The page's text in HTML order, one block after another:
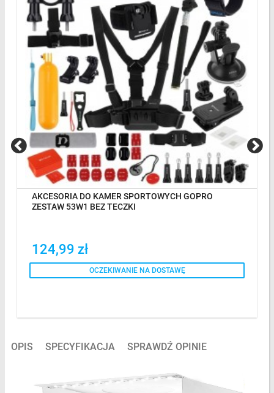
AKCESORIA DO KAMER SPORTOWYCH GOPRO
ZESTAW 53W1 BEZ TECZKI
124,99 zł
OCZEKIWANIE NA DOSTAWĘ
OPIS SPECYFIKACJA SPRAWDŹ OPINIE